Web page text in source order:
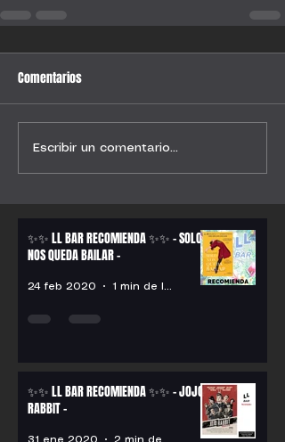
Comentarios
Escribir un comentario...
✨✨ LL BAR RECOMIENDA ✨✨ - SOLO
NOS QUEDA BAILAR -
24 feb 2020
✨✨ LL BAR RECOMIENDA ✨✨ - JOJO
RABBIT -
31 ene 2020